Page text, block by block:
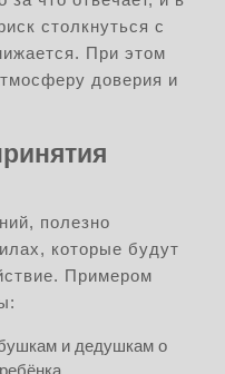
столкнуться с
При этом
доверия и
полезно
которые будут
Примером
и дедушкам о